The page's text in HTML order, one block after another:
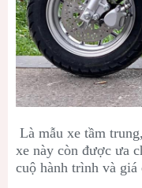
Là mẫu xe tầm trung,
xe này còn được ưa
cuộ hành trình và